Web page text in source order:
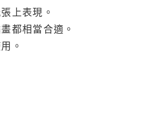
上表現。
都相當合適。
。